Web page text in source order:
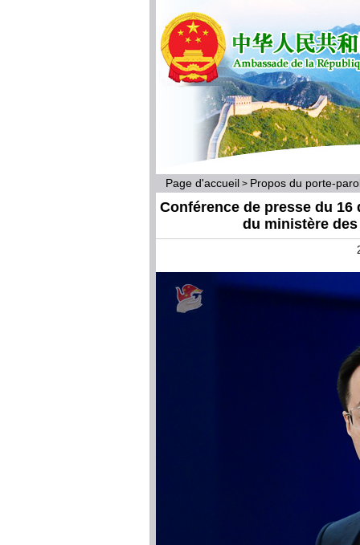
Page d'accueil > Propos du porte-
Conférence de presse du 16
du ministère